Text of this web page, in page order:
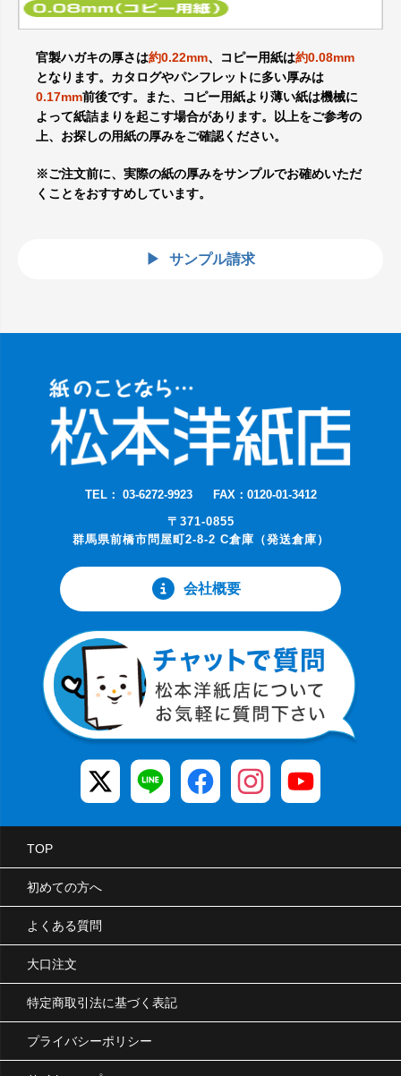
官製ハガキの厚さは約0.22mm、コピー用紙は約0.08mm
となります。カタログやパンフレットに多い厚みは
0.17mm前後です。また、コピー用紙より薄い紙は機械に
よって紙詰まりを起こす場合があります。以上をご参考の
上、お探しの用紙の厚みをご確認ください。
※ご注文前に、実際の紙の厚みをサンプルでお確めいただ
くことをおすすめしています。
サンプル請求
TEL： 03-6272-9923
FAX：0120-01-3412
〒371-0855
群馬県前橋市問屋町2-8-2 C倉庫（発送倉庫）
会社概要
TOP
初めての方へ
よくある質問
大口注文
特定商取引法に基づく表記
プライバシーポリシー